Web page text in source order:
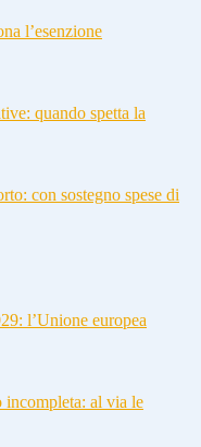
l’esenzione
quando spetta la
con sostegno spese di
l’Unione europea
incompleta: al via le